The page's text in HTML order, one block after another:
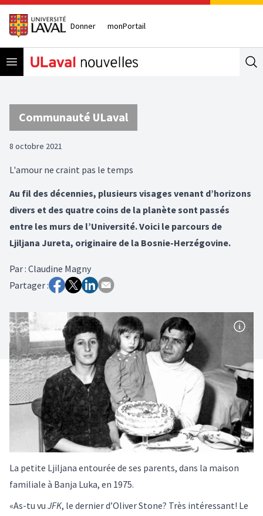
Donner monPortail
Open menu
Communauté ULaval
8 octobre 2021
L'amour ne craint pas le temps
Au fil des décennies, plusieurs visages venant d’horizons
divers et des quatre coins de la planète sont passés
entre les murs de l’Université. Voici le parcours de
Ljiljana Jureta, originaire de la Bosnie-Herzégovine.
Par: Claudine Magny
Partager :
La petite Ljiljana entourée de ses parents, dans la maison
familiale à Banja Luka, en 1975.
«As-tu vu JFK, le dernier d’Oliver Stone? Très intéressant! Le